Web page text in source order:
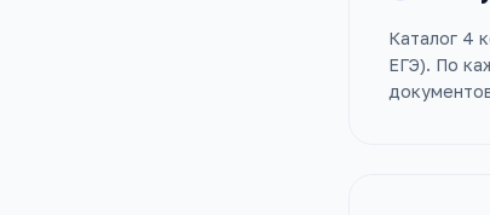
Каталог 4
ЕГЭ). По